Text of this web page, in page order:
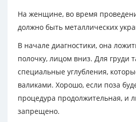
На женщине, во время
должно быть металлических
В начале диагностики, она
полочку, лицом вниз. Для груди
специальные углубления,
валиками. Хорошо, если поза
процедура продолжительная, и
запрещено.